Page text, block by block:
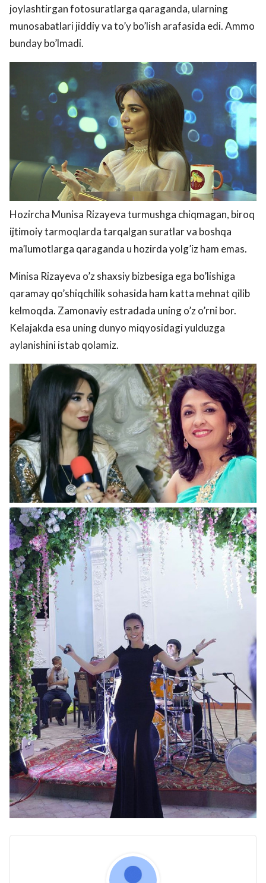
joylashtirgan fotosuratlarga qaraganda, ularning
munosabatlari jiddiy va to’y bo’lish arafasida edi. Ammo
bunday bo’lmadi.
Hozircha Munisa Rizayeva turmushga chiqmagan, biroq
ijtimoiy tarmoqlarda tarqalgan suratlar va boshqa
ma’lumotlarga qaraganda u hozirda yolg’iz ham emas.
Minisa Rizayeva o’z shaxsiy bizbesiga ega bo’lishiga
qaramay qo’shiqchilik sohasida ham katta mehnat qilib
kelmoqda. Zamonaviy estradada uning o’z o’rni bor.
Kelajakda esa uning dunyo miqyosidagi yulduzga
aylanishini istab qolamiz.